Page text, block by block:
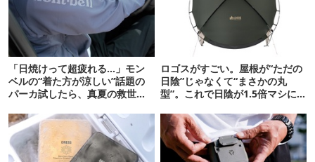
「日焼けって超疲れる…」モン
ベルの“着た方が涼しい”話題の
パーカ試したら、真夏の救世主
ロゴスがすごい。屋根が“ただの
日陰”じゃなくて“まさかの丸
型”。これで日陰が1.5倍マシに